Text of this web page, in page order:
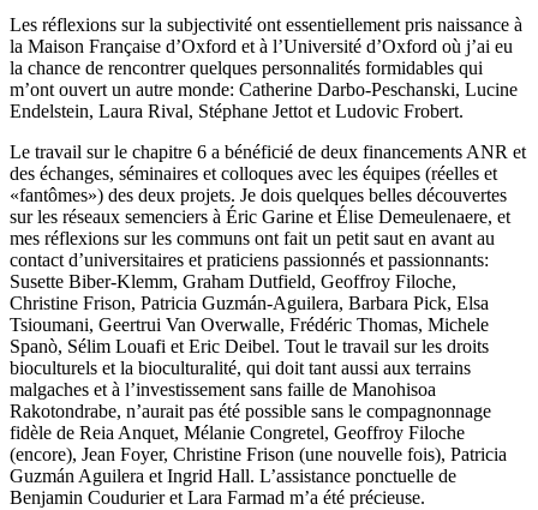
Les réflexions sur la subjectivité ont essentiellement pris naissance à
la Maison Française d’Oxford et à l’Université d’Oxford où j’ai eu
la chance de rencontrer quelques personnalités formidables qui
m’ont ouvert un autre monde: Catherine Darbo-Peschanski, Lucine
Endelstein, Laura Rival, Stéphane Jettot et Ludovic Frobert.
Le travail sur le chapitre 6 a bénéficié de deux financements ANR et
des échanges, séminaires et colloques avec les équipes (réelles et
«fantômes») des deux projets. Je dois quelques belles découvertes
sur les réseaux semenciers à Éric Garine et Élise Demeulenaere, et
mes réflexions sur les communs ont fait un petit saut en avant au
contact d’universitaires et praticiens passionnés et passionnants:
Susette Biber-Klemm, Graham Dutfield, Geoffroy Filoche,
Christine Frison, Patricia Guzmán-Aguilera, Barbara Pick, Elsa
Tsioumani, Geertrui Van Overwalle, Frédéric Thomas, Michele
Spanò, Sélim Louafi et Eric Deibel. Tout le travail sur les droits
bioculturels et la bioculturalité, qui doit tant aussi aux terrains
malgaches et à l’investissement sans faille de Manohisoa
Rakotondrabe, n’aurait pas été possible sans le compagnonnage
fidèle de Reia Anquet, Mélanie Congretel, Geoffroy Filoche
(encore), Jean Foyer, Christine Frison (une nouvelle fois), Patricia
Guzmán Aguilera et Ingrid Hall. L’assistance ponctuelle de
Benjamin Coudurier et Lara Farmad m’a été précieuse.